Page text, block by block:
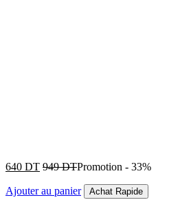
640 DT 949DTPromotion - 33%
Ajouter au panier Achat Rapide